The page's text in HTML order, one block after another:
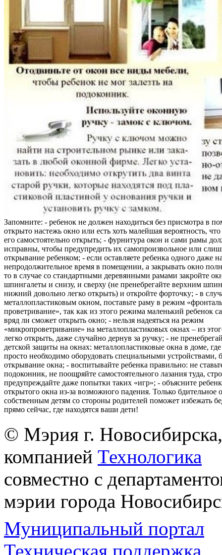
Запомните: - ребенок не должен находиться без присмотра в
открыто настежь окно или есть хоть малейшая вероятность,
его самостоятельно открыть; - фурнитура окон и сами рамы
исправны, чтобы предупредить их самопроизвольное или
открывание ребенком; - если оставляете ребенка одного даже
непродолжительное время в помещении, а закрывать окно
то в случае со стандартными деревянными рамами закройте
шпингалеты и снизу, и сверху (не пренебрегайте верхним
нижний довольно легко открыть) и откройте форточку; - в
металлопластиковым окном, поставьте раму в режим
проветривание», так как из этого режима маленький ребенок
вряд ли сможет открыть окно; - нельзя надеяться на режим
«микропроветривание» на металлопластиковых окнах – из
легко открыть, даже случайно дернув за ручку; - не
детской защиты на окнах: металлопластиковые окна в доме, где
просто необходимо оборудовать специальными
открывание окна; - воспитывайте ребенка правильно: не
подоконник, не поощряйте самостоятельного лазания туда,
предупреждайте даже попытки таких «игр»; - объясните
открытого окна из-за возможного падения. Только бдительное
собственным детям со стороны родителей поможет избежать
прямо сейчас, где находятся ваши дети!
© Мэрия г.
компанией Технологика
совместно с
мэрии города
Муниципальный портал